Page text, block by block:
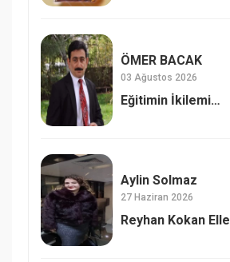
ÖMER BACAK
03 Ağustos 2026
Eğitimin İkilemi…
Aylin Solmaz
27 Haziran 2026
Reyhan Kokan